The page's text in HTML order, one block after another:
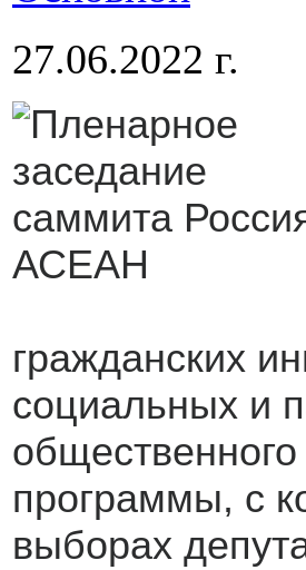
27.06.2022 г.
гражданских
социальных и
программы, с
выборах